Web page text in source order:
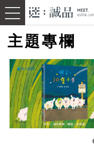
主題專欄